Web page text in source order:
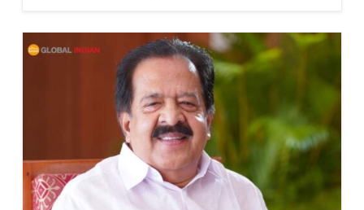
ഇറാനിയൻ കിക്ക്ബോക്സറുടെ
വധശിക്ഷ: ട്രംപിന്റെ സഹായം തേടി
സഹോദരൻ
കാർമൽ പെന്തക്കോസ്ത് ചർച്ച്
കൺവെൻഷന്റെ രണ്ടാം ദിനം; പാസ്റ്റർ
റെജി മാത്യ...